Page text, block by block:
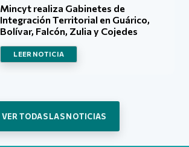
Mincyt realiza Gabinetes de
Integración Territorial en Guárico,
Bolívar, Falcón, Zulia y Cojedes
LEER NOTICIA
VER TODAS LAS NOTICIAS